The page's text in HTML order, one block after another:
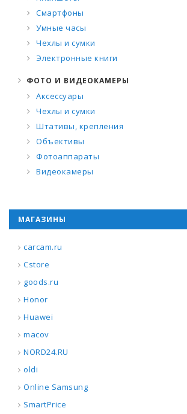
Смартфоны
Умные часы
Чехлы и сумки
Электронные книги
ФОТО И ВИДЕОКАМЕРЫ
Аксессуары
Чехлы и сумки
Штативы, крепления
Объективы
Фотоаппараты
Видеокамеры
МАГАЗИНЫ
carcam.ru
Cstore
goods.ru
Honor
Huawei
macov
NORD24.RU
oldi
Online Samsung
SmartPrice